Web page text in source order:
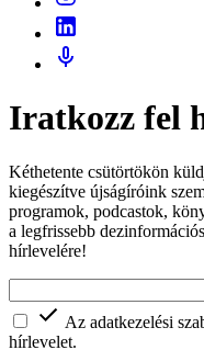
Iratkozz fel
Kéthetente csütörtökön
kiegészítve újságíróink
programok, podcastok,
a legfrissebb
hírlevelére!
Az adatkezelési
hírlevelet.